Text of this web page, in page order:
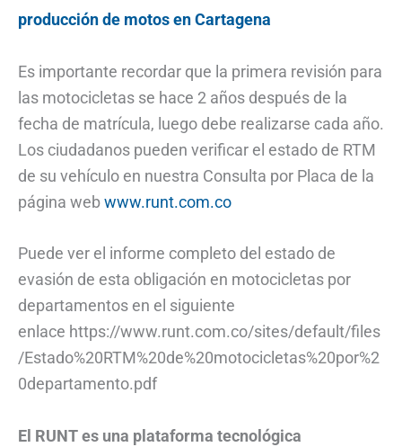
producción de motos en Cartagena
Es importante recordar que la primera revisión para
las motocicletas se hace 2 años después de la
fecha de matrícula, luego debe realizarse cada año.
Los ciudadanos pueden verificar el estado de RTM
de su vehículo en nuestra Consulta por Placa de la
página webwww.runt.com.co
Puede ver el informe completo del estado de
evasión de esta obligación en motocicletas por
departamentos en el siguiente
enlace https://www.runt.com.co/sites/default/files
/Estado%20RTM%20de%20motocicletas%20por%2
0departamento.pdf
El RUNT es una plataforma tecnológica